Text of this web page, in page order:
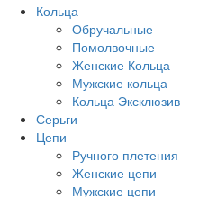
Кольца
Обручальные
Помолвочные
Женские Кольца
Мужские кольца
Кольца Эксклюзив
Серьги
Цепи
Ручного плетения
Женские цепи
Мужские цепи